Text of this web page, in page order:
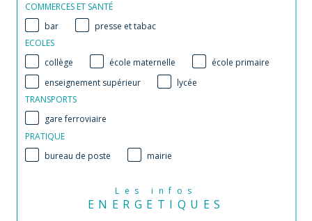
COMMERCES ET SANTÉ
bar
presse et tabac
ECOLES
collège
école maternelle
école primaire
enseignement supérieur
lycée
TRANSPORTS
gare ferroviaire
PRATIQUE
bureau de poste
mairie
Les infos
ENERGETIQUES